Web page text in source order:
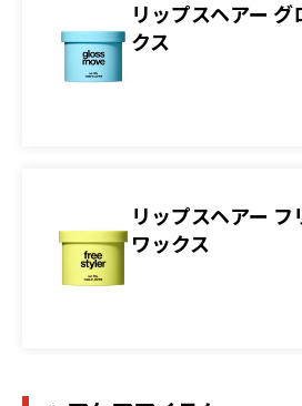
リップスヘアー
クス
リップスヘアー
ワックス